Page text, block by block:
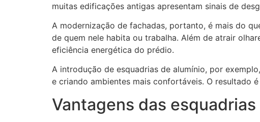
muitas edificações antigas apresentam sinais de
A modernização de fachadas, portanto, é mais do
de quem nele habita ou trabalha. Além de atrair
eficiência energética do prédio.
A introdução de esquadrias de alumínio, por
e criando ambientes mais confortáveis. O resultado
Vantagens das